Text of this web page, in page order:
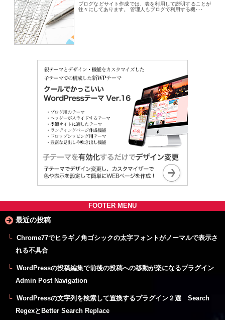
ブログなどサイト作成では、表を利用して説明することが
往々にしてあります。 管理人もブログで利用する機･･･
FOOTER MENU
最近の投稿
Chrome77でヒラギノ角ゴシックの太字フォントがノーマルで表示さ
れる不具合
WordPressの投稿編集で前後の投稿への移動が楽になるプラグイン
Admin Post Navigation
WordPressの文字列を検索して置換するプラグイン２選 Search
RegexとBetter Search Replace